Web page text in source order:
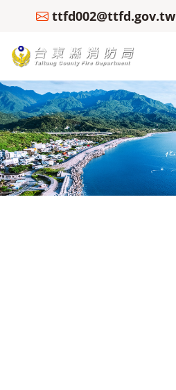
ttfd002@ttfd.gov.tw